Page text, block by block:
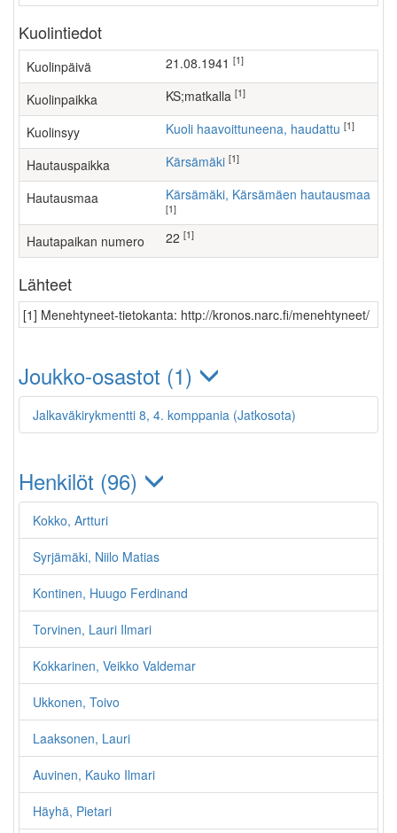
Kuolintiedot
Kuolinpäivä 21.08.1941 [1]
Kuolinpaikka KS;matkalla [1]
Kuolinsyy Kuoli haavoittuneena, haudattu [1]
Hautauspaikka Kärsämäki [1]
Hautausmaa Kärsämäki, Kärsämäen hautausmaa
[1]
Hautapaikan numero 22 [1]
Lähteet
[1] Menehtyneet-tietokanta: http://kronos.narc.fi/menehtyneet/
Joukko-osastot (1)
Jalkaväkirykmentti 8, 4. komppania (Jatkosota)
Henkilöt (96)
Kokko, Artturi
Syrjämäki, Niilo Matias
Kontinen, Huugo Ferdinand
Torvinen, Lauri Ilmari
Kokkarinen, Veikko Valdemar
Ukkonen, Toivo
Laaksonen, Lauri
Auvinen, Kauko Ilmari
Häyhä, Pietari